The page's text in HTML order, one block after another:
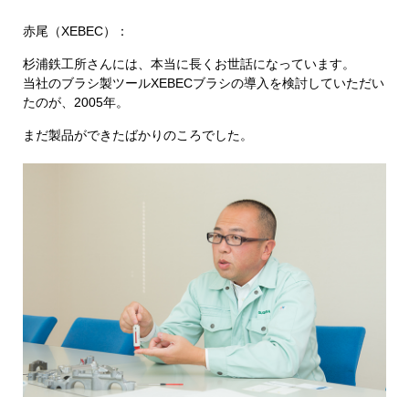
赤尾（XEBEC）：
杉浦鉄工所さんには、本当に長くお世話になっています。
当社のブラシ製ツールXEBECブラシの導入を検討していただい
たのが、2005年。
まだ製品ができたばかりのころでした。